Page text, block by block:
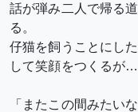
話が弾み二人で帰る
る。
仔猫を飼うことにし
して笑顔をつくるが
「またこの間みたい